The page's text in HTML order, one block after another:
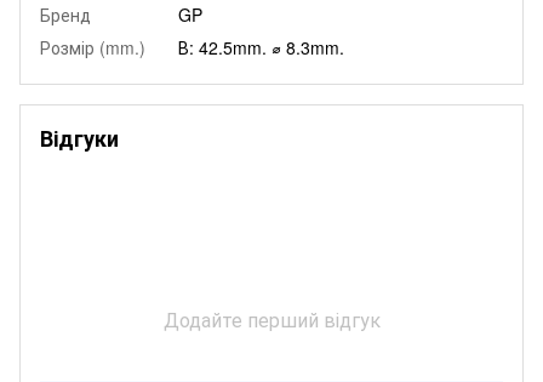
Бренд
GP
Розмір (mm.)
В: 42.5mm. ⌀ 8.3mm.
Відгуки
Додайте перший відгук